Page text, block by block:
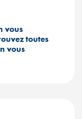
vous
toutes
vous